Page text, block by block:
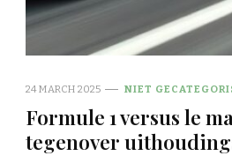
24 MARCH 2025 NIET
Formule 1 versus le
tegenover